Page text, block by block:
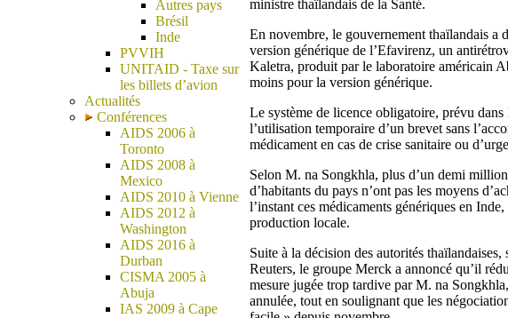
Autres pays
Brésil
Inde
PVVIH
UNITAID - Taxe sur
les billets d’avion
Actualités
Conférences
AIDS 2006 à
Toronto
AIDS 2008 à
Mexico
AIDS 2010 à Vienne
AIDS 2012 à
Washington
AIDS 2016 à
Durban
CISMA 2005 à
Abuja
IAS 2009 à Cape
ministre thaïlandais de la Santé.
En novembre, le gouvernement thaïlandais a
version générique de l’Efavirenz, un
Kaletra, produit par le laboratoire américain
moins pour la version générique.
Le système de licence obligatoire, prévu
l’utilisation temporaire d’un brevet sans
médicament en cas de crise sanitaire ou
Selon M. na Songkhla, plus d’un demi
d’habitants du pays n’ont pas les moyens
l’instant ces médicaments génériques en
production locale.
Suite à la décision des autorités
Reuters, le groupe Merck a annoncé qu’il
mesure jugée trop tardive par M. na
annulée, tout en soulignant que les